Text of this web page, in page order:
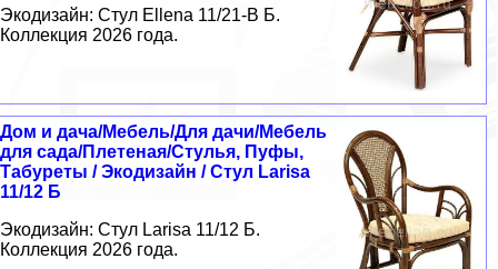
Экодизайн: Стул Ellena 11/21-В Б.
Коллекция 2026 года.
Дом и дача/Мебель/Для дачи/Мебель
для сада/Плетеная/Стулья, Пуфы,
Табуреты / Экодизайн / Стул Larisa
11/12 Б
Экодизайн: Стул Larisa 11/12 Б.
Коллекция 2026 года.